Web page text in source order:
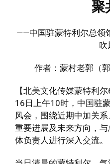
聚
——中国驻蒙特利尔总领
吹
作者：蒙村老郭（
【北美文化传媒蒙特利
16日上午10时，中国驻
风会，围绕近期中加关系
重要进展及未来方向，
体负责人进行深入交流。